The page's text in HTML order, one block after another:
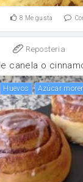
8 Me gusta
Reposteria
canela o
huevos Azúcar